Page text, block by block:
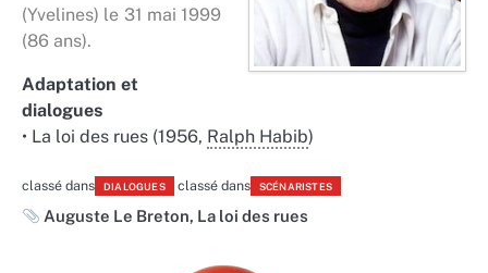
(Yvelines) le 31 mai 1999
(86 ans).
Adaptation et
dialogues
• La loi des rues (1956, Ralph Habib)
classé dans DIALOGUES classé dans SCÉNARISTES
Auguste Le Breton, La loi des rues